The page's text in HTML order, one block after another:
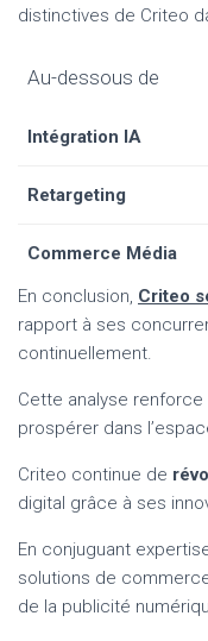
distinctives de Criteo
Au-dessous de
Intégration IA
Retargeting
Commerce Média
En conclusion, Criteo
rapport à ses
continuellement.
Cette analyse
prospérer dans
Criteo continue de
digital grâce à ses
En conjuguant
solutions de
de la publicité